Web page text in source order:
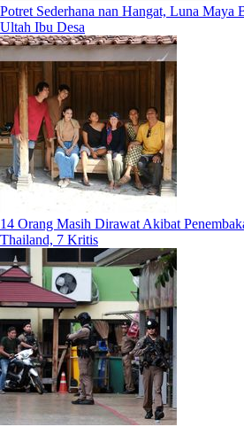
Potret Sederhana nan Hangat, Luna Maya
Ultah Ibu Desa
14 Orang Masih Dirawat Akibat
Thailand, 7 Kritis